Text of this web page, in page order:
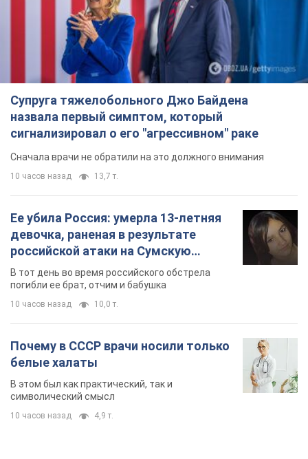
Супруга тяжелобольного Джо Байдена
назвала первый симптом, который
сигнализировал о его "агрессивном" раке
Сначала врачи не обратили на это должного внимания
10 часов назад 13,7 т.
Ее убила Россия: умерла 13-летняя
девочка, раненая в результате
российской атаки на Сумскую
область. Фото
В тот день во время российского обстрела
погибли ее брат, отчим и бабушка
10 часов назад 10,0 т.
Почему в СССР врачи носили только
белые халаты
В этом был как практический, так и
символический смысл
10 часов назад 4,9 т.